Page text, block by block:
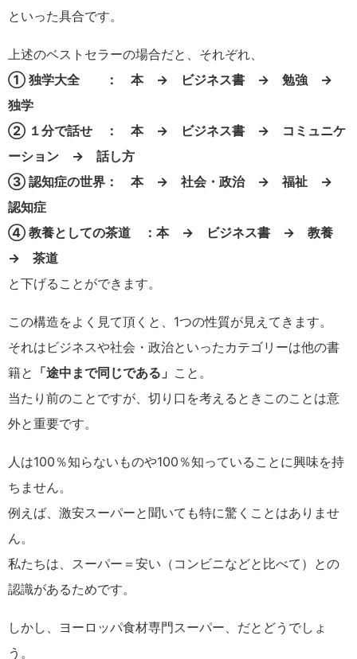
といった具合です。
上述のベストセラーの場合だと、それぞれ、
① 独学大全 ： 本 → ビジネス書 → 勉強 →
独学
② １分で話せ ： 本 → ビジネス書 → コミュニケ
ーション → 話し方
③ 認知症の世界： 本 → 社会・政治 → 福祉 →
認知症
④ 教養としての茶道 ：本 → ビジネス書 → 教養
→ 茶道
と下げることができます。
この構造をよく見て頂くと、1つの性質が見えてきます。
それはビジネスや社会・政治といったカテゴリーは他の書
籍と 「途中まで同じである」 こと。
当たり前のことですが、切り口を考えるときこのことは意
外と重要です。
人は100％知らないものや100％知っていることに興味を持
ちません。
例えば、激安スーパーと聞いても特に驚くことはありませ
ん。
私たちは、スーパー＝安い（コンビニなどと比べて）との
認識があるためです。
しかし、ヨーロッパ食材専門スーパー、だとどうでしょ
う。